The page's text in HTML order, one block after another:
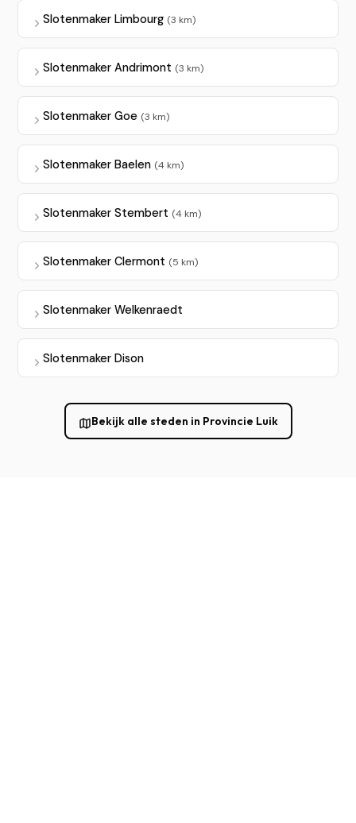
Slotenmaker Limbourg (3 km)
Slotenmaker Andrimont (3 km)
Slotenmaker Goe (3 km)
Slotenmaker Baelen (4 km)
Slotenmaker Stembert (4 km)
Slotenmaker Clermont (5 km)
Slotenmaker Welkenraedt
Slotenmaker Dison
Bekijk alle steden in Provincie Luik